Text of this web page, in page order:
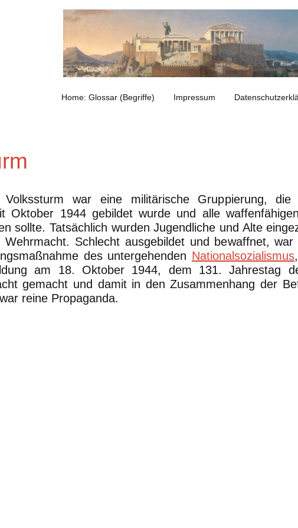
Home: Glossar (Begriffe) Impressum
Volkssturm war eine militärische Gruppierung,
Oktober 1944 gebildet wurde und alle
sollte. Tatsächlich wurden Jugendliche und Alte
Wehrmacht. Schlecht ausgebildet und bewaffnet,
des untergehenden Nationalsozialismus
am 18. Oktober 1944, dem 131. Jahrestag
gemacht und damit in den Zusammenhang der
reine Propaganda.